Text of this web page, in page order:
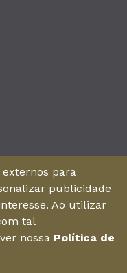
– 11º andar - Bairro
001
para
publicidade
Ao utilizar
tal
nossa Política de